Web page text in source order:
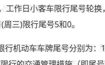
工作日小客车限行尾号轮
三)限行尾号5和0。
行机动车车牌尾号分别为